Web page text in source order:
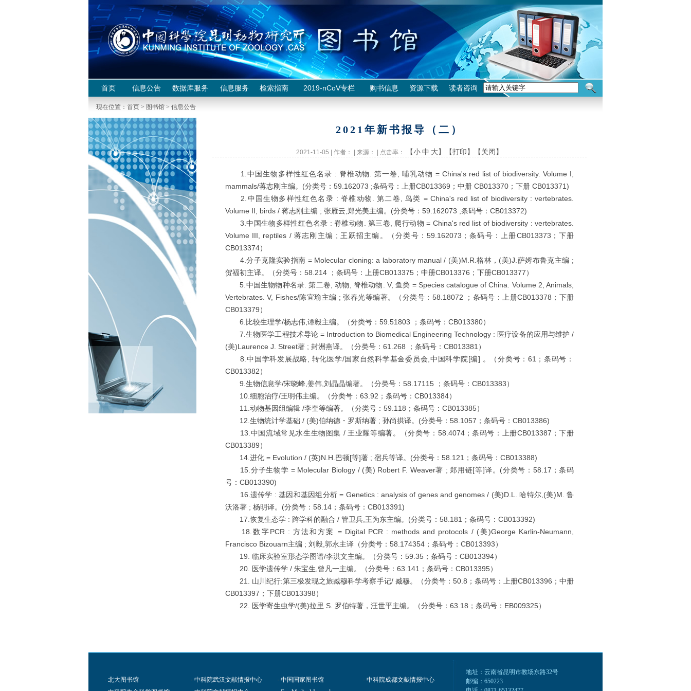
首页 信息公告 数据库服务 信息服务 检索指南 2019-nCoV专栏 购书信息 资源下载 读者咨询
现在位置： 首页 > 图书馆 > 信息公告
2021年新书报导（二）
2021-11-05 | 作者： | 来源： | 点击率： 【小 中 大】 【打印】 【关闭】
1.中国生物多样性红色名录 : 脊椎动物. 第一卷, 哺乳动物 = China's red list of biodiversity. Volume I,
mammals/蒋志刚主编。(分类号：59.162073 ;条码号：上册CB013369；中册 CB013370；下册 CB013371)
2.中国生物多样性红色名录 : 脊椎动物. 第二卷, 鸟类 = China's red list of biodiversity : vertebrates.
Volume II, birds / 蒋志刚主编 ; 张雁云,郑光美主编。(分类号：59.162073 ;条码号：CB013372)
3.中国生物多样性红色名录 : 脊椎动物. 第三卷, 爬行动物 = China's red list of biodiversity : vertebrates.
Volume III, reptiles / 蒋志刚主编 ; 王跃招主编。（分类号：59.162073；条码号：上册CB013373；下册
CB013374）
4.分子克隆实验指南 = Molecular cloning: a laboratory manual / (美)M.R.格林，(美)J.萨姆布鲁克主编 ;
贺福初主译。（分类号：58.214 ；条码号：上册CB013375；中册CB013376；下册CB013377）
5.中国生物物种名录. 第二卷, 动物, 脊椎动物. V, 鱼类 = Species catalogue of China. Volume 2, Animals,
Vertebrates. V, Fishes/陈宜瑜主编 ; 张春光等编著。（分类号：58.18072 ；条码号：上册CB013378；下册
CB013379）
6.比较生理学/杨志伟,谭毅主编。（分类号：59.51803 ；条码号：CB013380）
7.生物医学工程技术导论 = Introduction to Biomedical Engineering Technology : 医疗设备的应用与维护 /
(美)Laurence J. Street著 ; 封洲燕译。（分类号：61.268 ；条码号：CB013381）
8.中国学科发展战略, 转化医学/国家自然科学基金委员会,中国科学院[编] 。（分类号：61；条码号：
CB013382）
9.生物信息学/宋晓峰,姜伟,刘晶晶编著。（分类号：58.17115 ；条码号：CB013383）
10.细胞治疗/王明伟主编。（分类号：63.92；条码号：CB013384）
11.动物基因组编辑 /李奎等编著。（分类号：59.118；条码号：CB013385）
12.生物统计学基础 / (美)伯纳德・罗斯纳著 ; 孙尚拱译。(分类号：58.1057；条码号：CB013386)
13.中国流域常见水生生物图集 / 王业耀等编著。（分类号：58.4074；条码号：上册CB013387；下册
CB013389）
14.进化 = Evolution / (英)N.H.巴顿[等]著 ; 宿兵等译。(分类号：58.121；条码号：CB013388)
15.分子生物学 = Molecular Biology / (美) Robert F. Weaver著 ; 郑用链[等]译。(分类号：58.17；条码
号：CB013390)
16.遗传学 : 基因和基因组分析 = Genetics : analysis of genes and genomes / (美)D.L. 哈特尔,(美)M. 鲁
沃洛著 ; 杨明译。(分类号：58.14；条码号：CB013391)
17.恢复生态学 : 跨学科的融合 / 管卫兵,王为东主编。(分类号：58.181；条码号：CB013392)
18.数字PCR : 方法和方案 = Digital PCR : methods and protocols / (美)George Karlin-Neumann,
Francisco Bizouarn主编 ; 刘毅,郭永主译（分类号：58.174354；条码号：CB013393）
19. 临床实验室形态学图谱/李洪文主编。（分类号：59.35；条码号：CB013394）
20. 医学遗传学 / 朱宝生,曾凡一主编。（分类号：63.141；条码号：CB013395）
21. 山川纪行:第三极发现之旅臧穆科学考察手记/ 臧穆。（分类号：50.8；条码号：上册CB013396；中册
CB013397；下册CB013398）
22. 医学寄生虫学/(美)拉里 S. 罗伯特著，汪世平主编。（分类号：63.18；条码号：EB009325）
· 北大图书馆 · 中科院武汉文献情报中心 · 中国国家图书馆 · 中科院成都文献情报中心
地址：云南省昆明市教场东路32号
邮编：650223